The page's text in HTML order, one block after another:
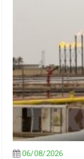
06/08/2026